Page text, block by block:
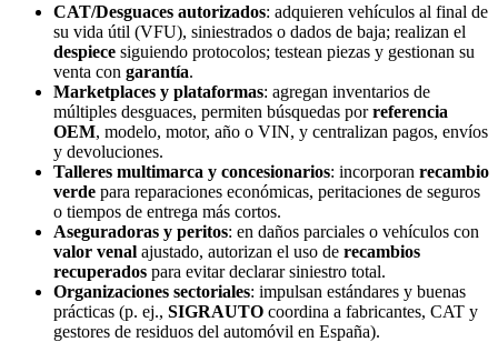
CAT/Desguaces autorizados: adquieren vehículos al final de
su vida útil (VFU), siniestrados o dados de baja; realizan el
despiece siguiendo protocolos; testean piezas y gestionan su
venta con garantía.
Marketplaces y plataformas: agregan inventarios de
múltiples desguaces, permiten búsquedas porreferencia
OEM, modelo, motor, año o VIN, y centralizan pagos, envíos
y devoluciones.
Talleres multimarca y concesionarios: incorporan recambio
verde para reparaciones económicas, peritaciones de seguros
o tiempos de entrega más cortos.
Aseguradoras y peritos: en daños parciales o vehículos con
valor venal ajustado, autorizan el uso de recambios
recuperados para evitar declarar siniestro total.
Organizaciones sectoriales: impulsan estándares y buenas
prácticas (p. ej., SIGRAUTO coordina a fabricantes, CAT y
gestores de residuos del automóvil en España).